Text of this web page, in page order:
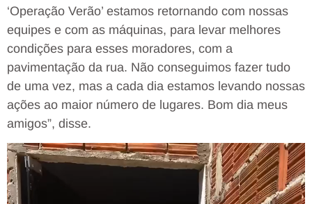
‘Operação Verão’ estamos retornando com nossas
equipes e com as máquinas, para levar melhores
condições para esses moradores, com a
pavimentação da rua. Não conseguimos fazer tudo
de uma vez, mas a cada dia estamos levando nossas
ações ao maior número de lugares. Bom dia meus
amigos”, disse.
Tocador
de
vídeo